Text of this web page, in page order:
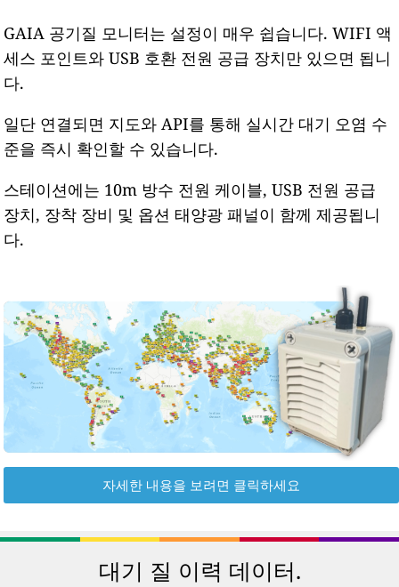
GAIA 공기질 모니터는 설정이 매우 쉽습니다. WIFI 액
세스 포인트와 USB 호환 전원 공급 장치만 있으면 됩니
다.
일단 연결되면 지도와 API를 통해 실시간 대기 오염 수
준을 즉시 확인할 수 있습니다.
스테이션에는 10m 방수 전원 케이블, USB 전원 공급
장치, 장착 장비 및 옵션 태양광 패널이 함께 제공됩니
다.
자세한 내용을 보려면 클릭하세요
대기 질 이력 데이터.